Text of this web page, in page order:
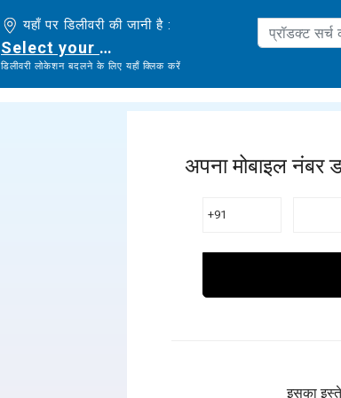
यहाँ पर डिलीवरी की जानी है :
Select your delivery location
डिलीवरी लोकेशन बदलने के लिए यहाँ क्लिक करें
अपना मोबाइल नंबर
+91
इसका